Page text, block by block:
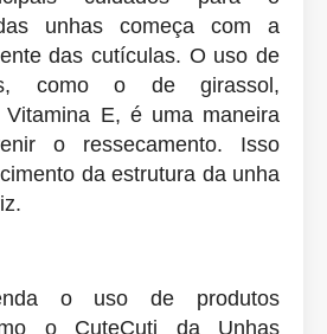
unhas começa com a
das cutículas. O uso de
como o de girassol,
Vitamina E, é uma maneira
o ressecamento. Isso
da estrutura da unha
o uso de produtos
o CuteCuti da Unhas